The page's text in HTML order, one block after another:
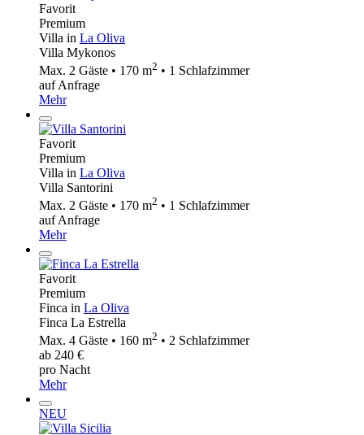
Favorit
Premium
Villa in La Oliva
Villa Mykonos
Max. 2 Gäste • 170 m2 • 1 Schlafzimmer
auf Anfrage
Mehr
Favorit
Premium
Villa in La Oliva
Villa Santorini
Max. 2 Gäste • 170 m2 • 1 Schlafzimmer
auf Anfrage
Mehr
Favorit
Premium
Finca in La Oliva
Finca La Estrella
Max. 4 Gäste • 160 m2 • 2 Schlafzimmer
ab 240 €
pro Nacht
Mehr
NEU